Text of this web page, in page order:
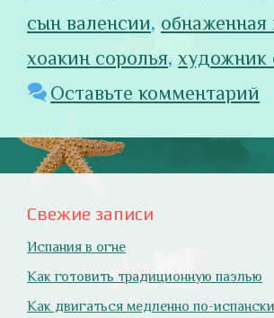
сын валенсии,
хоакин соролья, художник
Оставьте комментарий
Свежие записи
Испания в огне
Как готовить традиционную паэлью
Как двигаться медленно по-испански